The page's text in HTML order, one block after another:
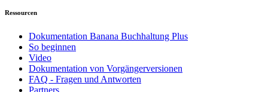
Ressourcen
Dokumentation Banana Buchhaltung Plus
So beginnen
Video
Dokumentation von Vorgängerversionen
FAQ - Fragen und Antworten